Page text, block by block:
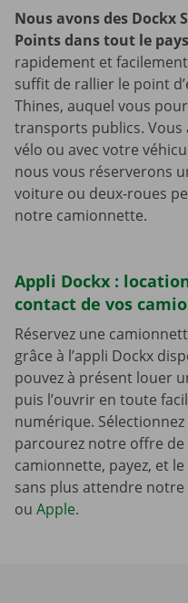
Nous avons des Dockx
Points dans tout le
rapidement et
suffit de rallier le point
Thines, auquel vous
transports publics. Vous
vélo ou avec votre
nous vous réserverons
voiture ou deux-roues
notre camionnette.
Appli Dockx :
contact de vos
Réservez une
grâce à l’appli Dockx
pouvez à présent louer
puis l’ouvrir en toute
numérique.
parcourez notre offre de
camionnette, payez, et
sans plus attendre
ou Apple.